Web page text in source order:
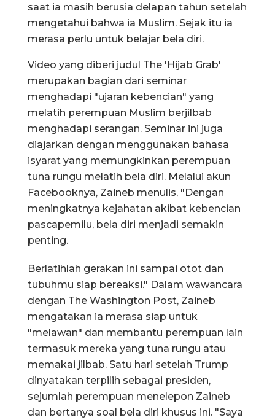
saat ia masih berusia delapan tahun setelah
mengetahui bahwa ia Muslim. Sejak itu ia
merasa perlu untuk belajar bela diri.
Video yang diberi judul The 'Hijab Grab'
merupakan bagian dari seminar
menghadapi "ujaran kebencian" yang
melatih perempuan Muslim berjilbab
menghadapi serangan. Seminar ini juga
diajarkan dengan menggunakan bahasa
isyarat yang memungkinkan perempuan
tuna rungu melatih bela diri. Melalui akun
Facebooknya, Zaineb menulis, "Dengan
meningkatnya kejahatan akibat kebencian
pascapemilu, bela diri menjadi semakin
penting.
Berlatihlah gerakan ini sampai otot dan
tubuhmu siap bereaksi." Dalam wawancara
dengan The Washington Post, Zaineb
mengatakan ia merasa siap untuk
"melawan" dan membantu perempuan lain
termasuk mereka yang tuna rungu atau
memakai jilbab. Satu hari setelah Trump
dinyatakan terpilih sebagai presiden,
sejumlah perempuan menelepon Zaineb
dan bertanya soal bela diri khusus ini. "Saya